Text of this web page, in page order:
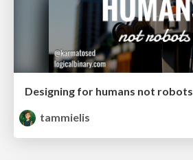
Designing for humans not robots
tammielis